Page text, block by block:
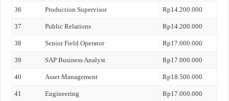
36 Production Supervisor Rp14.200.000
37 Public Relations Rp14.200.000
38 Senior Field Operator Rp17.000.000
39 SAP Business Analyst Rp17.000.000
40 Asset Management Rp18.500.000
41 Engineering Rp17.000.000